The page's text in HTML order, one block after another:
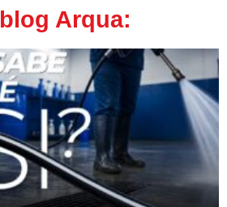
Arqua: